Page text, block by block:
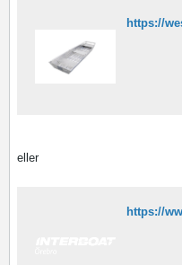
eller